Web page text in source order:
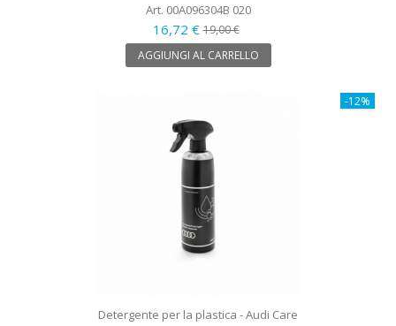
Art. 00A096304B 020
16,72 €19,00 €
AGGIUNGI AL CARRELLO
-12%
Detergente per la plastica - Audi Care